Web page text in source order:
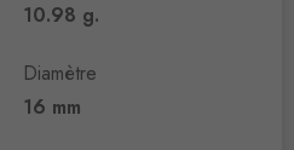
10.98 g.
Diamètre
16 mm